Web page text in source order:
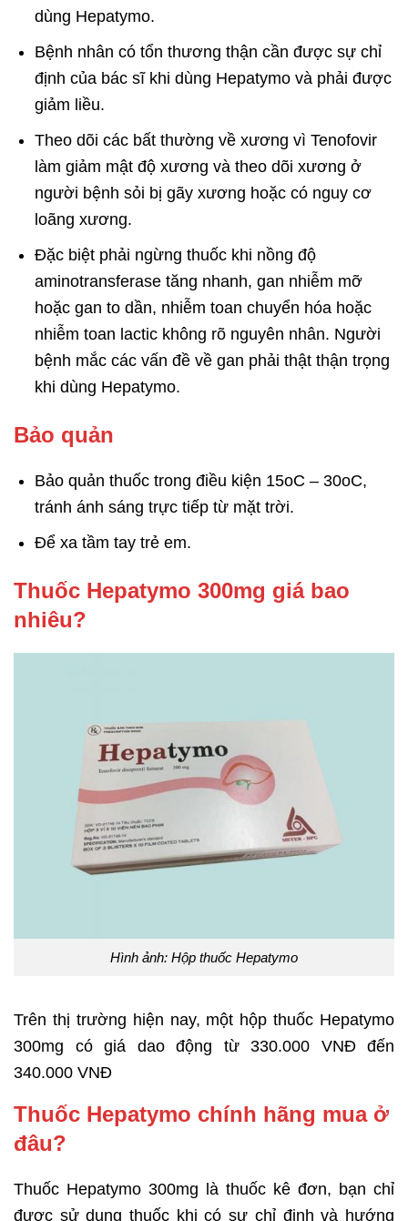
dùng Hepatymo.
Bệnh nhân có tổn thương thận cần được sự chỉ
định của bác sĩ khi dùng Hepatymo và phải được
giảm liều.
Theo dõi các bất thường về xương vì Tenofovir
làm giảm mật độ xương và theo dõi xương ở
người bệnh sỏi bị gãy xương hoặc có nguy cơ
loãng xương.
Đặc biệt phải ngừng thuốc khi nồng độ
aminotransferase tăng nhanh, gan nhiễm mỡ
hoặc gan to dần, nhiễm toan chuyển hóa hoặc
nhiễm toan lactic không rõ nguyên nhân. Người
bệnh mắc các vấn đề về gan phải thật thận trọng
khi dùng Hepatymo.
Bảo quản
Bảo quản thuốc trong điều kiện 15oC – 30oC,
tránh ánh sáng trực tiếp từ mặt trời.
Để xa tầm tay trẻ em.
Thuốc Hepatymo 300mg giá bao
nhiêu?
Hình ảnh: Hộp thuốc Hepatymo
Trên thị trường hiện nay, một hộp thuốc Hepatymo
300mg có giá dao động từ 330.000 VNĐ đến
340.000 VNĐ
Thuốc Hepatymo chính hãng mua ở
đâu?
Thuốc Hepatymo 300mg là thuốc kê đơn, bạn chỉ
được sử dụng thuốc khi có sự chỉ định và hướng